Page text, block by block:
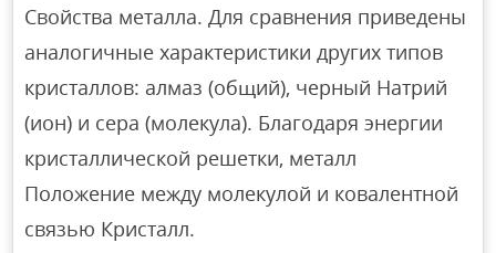
Свойства металла. Для сравнения приведены
аналогичные характеристики других типов
кристаллов: алмаз (общий), черный Натрий
(ион) и сера (молекула). Благодаря энергии
кристаллической решетки, металл
Положение между молекулой и ковалентной
связью Кристалл.